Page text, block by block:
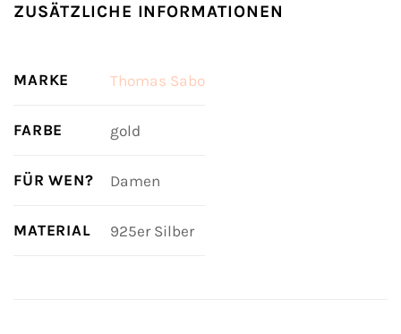
ZUSÄTZLICHE INFORMATIONEN
MARKE Thomas Sabo
FARBE gold
FÜR WEN? Damen
MATERIAL 925er Silber